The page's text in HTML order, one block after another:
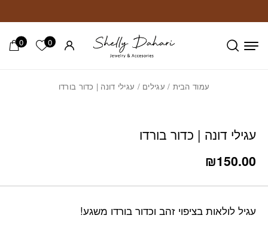
0 הרשימה
0
עמוד הבית / עגילים / עגילי דונה | כדור בורדו
עגילי דונה | כדור בורדו
₪150.00
עגיל לולאות בציפוי זהב וכדור בורדו משגע!